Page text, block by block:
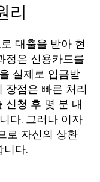
리
대출을 받아 현
정은 신용카드를
실제로 입금받
장점은 빠른 처리
신청 후 몇 분 내
다. 그러나 이자
로 자신의 상환
니다.